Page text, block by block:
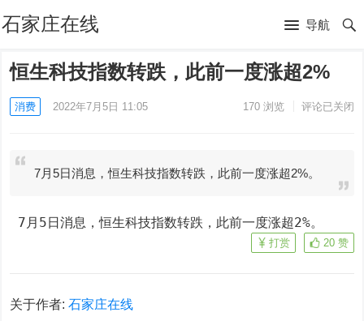
石家庄在线 导航
恒生科技指数转跌，此前一度涨超2%
消费 2022年7月5日 11:05 170浏览 评论已关闭
7月5日消息，恒生科技指数转跌，此前一度涨超2%。
7月5日消息，恒生科技指数转跌，此前一度涨超2%。
20 赞
打赏
关于作者:石家庄在线